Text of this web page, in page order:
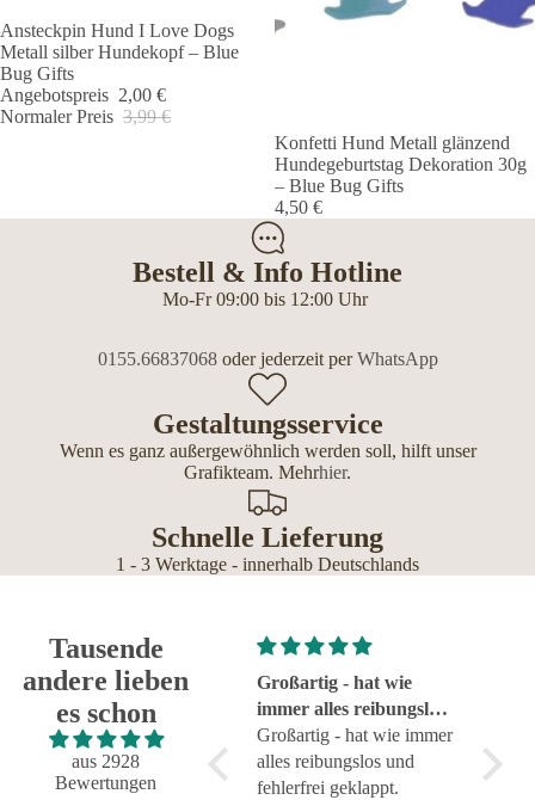
Angebot 🐾
Ansteckpin Hund I Love Dogs
Metall silber Hundekopf – Blue
Bug Gifts
Angebotspreis 2,00 €
Normaler Preis 3,99 €
Konfetti Hund Metall glänzend
Hundegeburtstag Dekoration 30g
– Blue Bug Gifts
4,50 €
Bestell & Info Hotline
Mo-Fr 09:00 bis 12:00 Uhr
0155.66837068oder jederzeit perWhatsApp
Gestaltungsservice
Wenn es ganz außergewöhnlich werden soll, hilft unser
Grafikteam. Mehrhier.
Schnelle Lieferung
1 - 3 Werktage - innerhalb Deutschlands
Tausende
andere lieben
es schon
aus 2928
Bewertungen
Super!
Super!
Großartig - hat wie
immer alles reibungslos
und fehlerfrei geklappt
Großartig - hat wie immer
alles reibungslos und
fehlerfrei geklappt.